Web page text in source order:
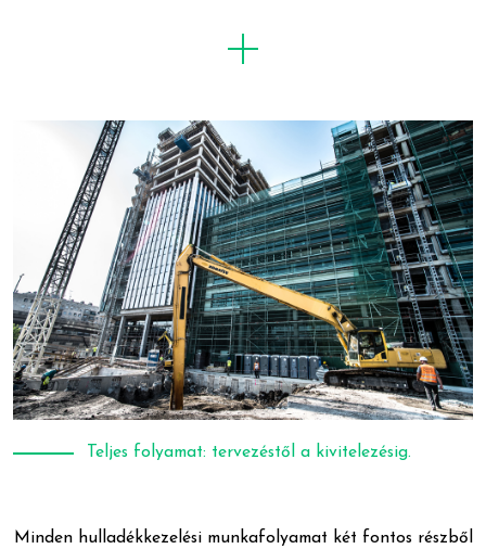
Teljes folyamat: tervezéstől a kivitelezésig.
Minden hulladékkezelési munkafolyamat két fontos részből